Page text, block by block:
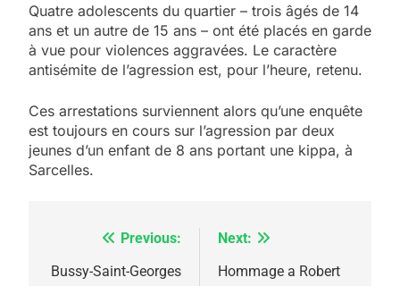
Quatre adolescents du quartier – trois âgés de 14
ans et un autre de 15 ans – ont été placés en garde
à vue pour violences aggravées. Le caractère
antisémite de l’agression est, pour l’heure, retenu.
Ces arrestations surviennent alors qu’une enquête
est toujours en cours sur l’agression par deux
jeunes d’un enfant de 8 ans portant une kippa, à
Sarcelles.
Navigation
de
Previous:
Bussy-Saint-Georges
Next:
Hommage a Robert
2025, l’année la plus
meurtrière selon le
FIÈRE, DIGNE ET RÉSILIENTE :
POURQUOI JE REVENDIQUE